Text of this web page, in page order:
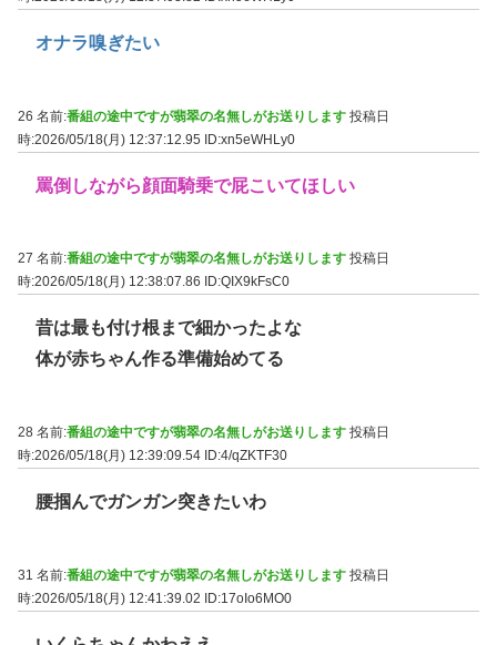
オナラ嗅ぎたい
26 名前:番組の途中ですが翡翠の名無しがお送りします 投稿日
時:2026/05/18(月) 12:37:12.95 ID:xn5eWHLy0
罵倒しながら顔面騎乗で屁こいてほしい
27 名前:番組の途中ですが翡翠の名無しがお送りします 投稿日
時:2026/05/18(月) 12:38:07.86
ID:QIX9kFsC0
昔は最も付け根まで細かったよな
体が赤ちゃん作る準備始めてる
28 名前:番組の途中ですが翡翠の名無しがお送りします 投稿日
時:2026/05/18(月) 12:39:09.54 ID:4/qZKTF30
腰掴んでガンガン突きたいわ
31 名前:番組の途中ですが翡翠の名無しがお送りします 投稿日
時:2026/05/18(月) 12:41:39.02 ID:17oIo6MO0